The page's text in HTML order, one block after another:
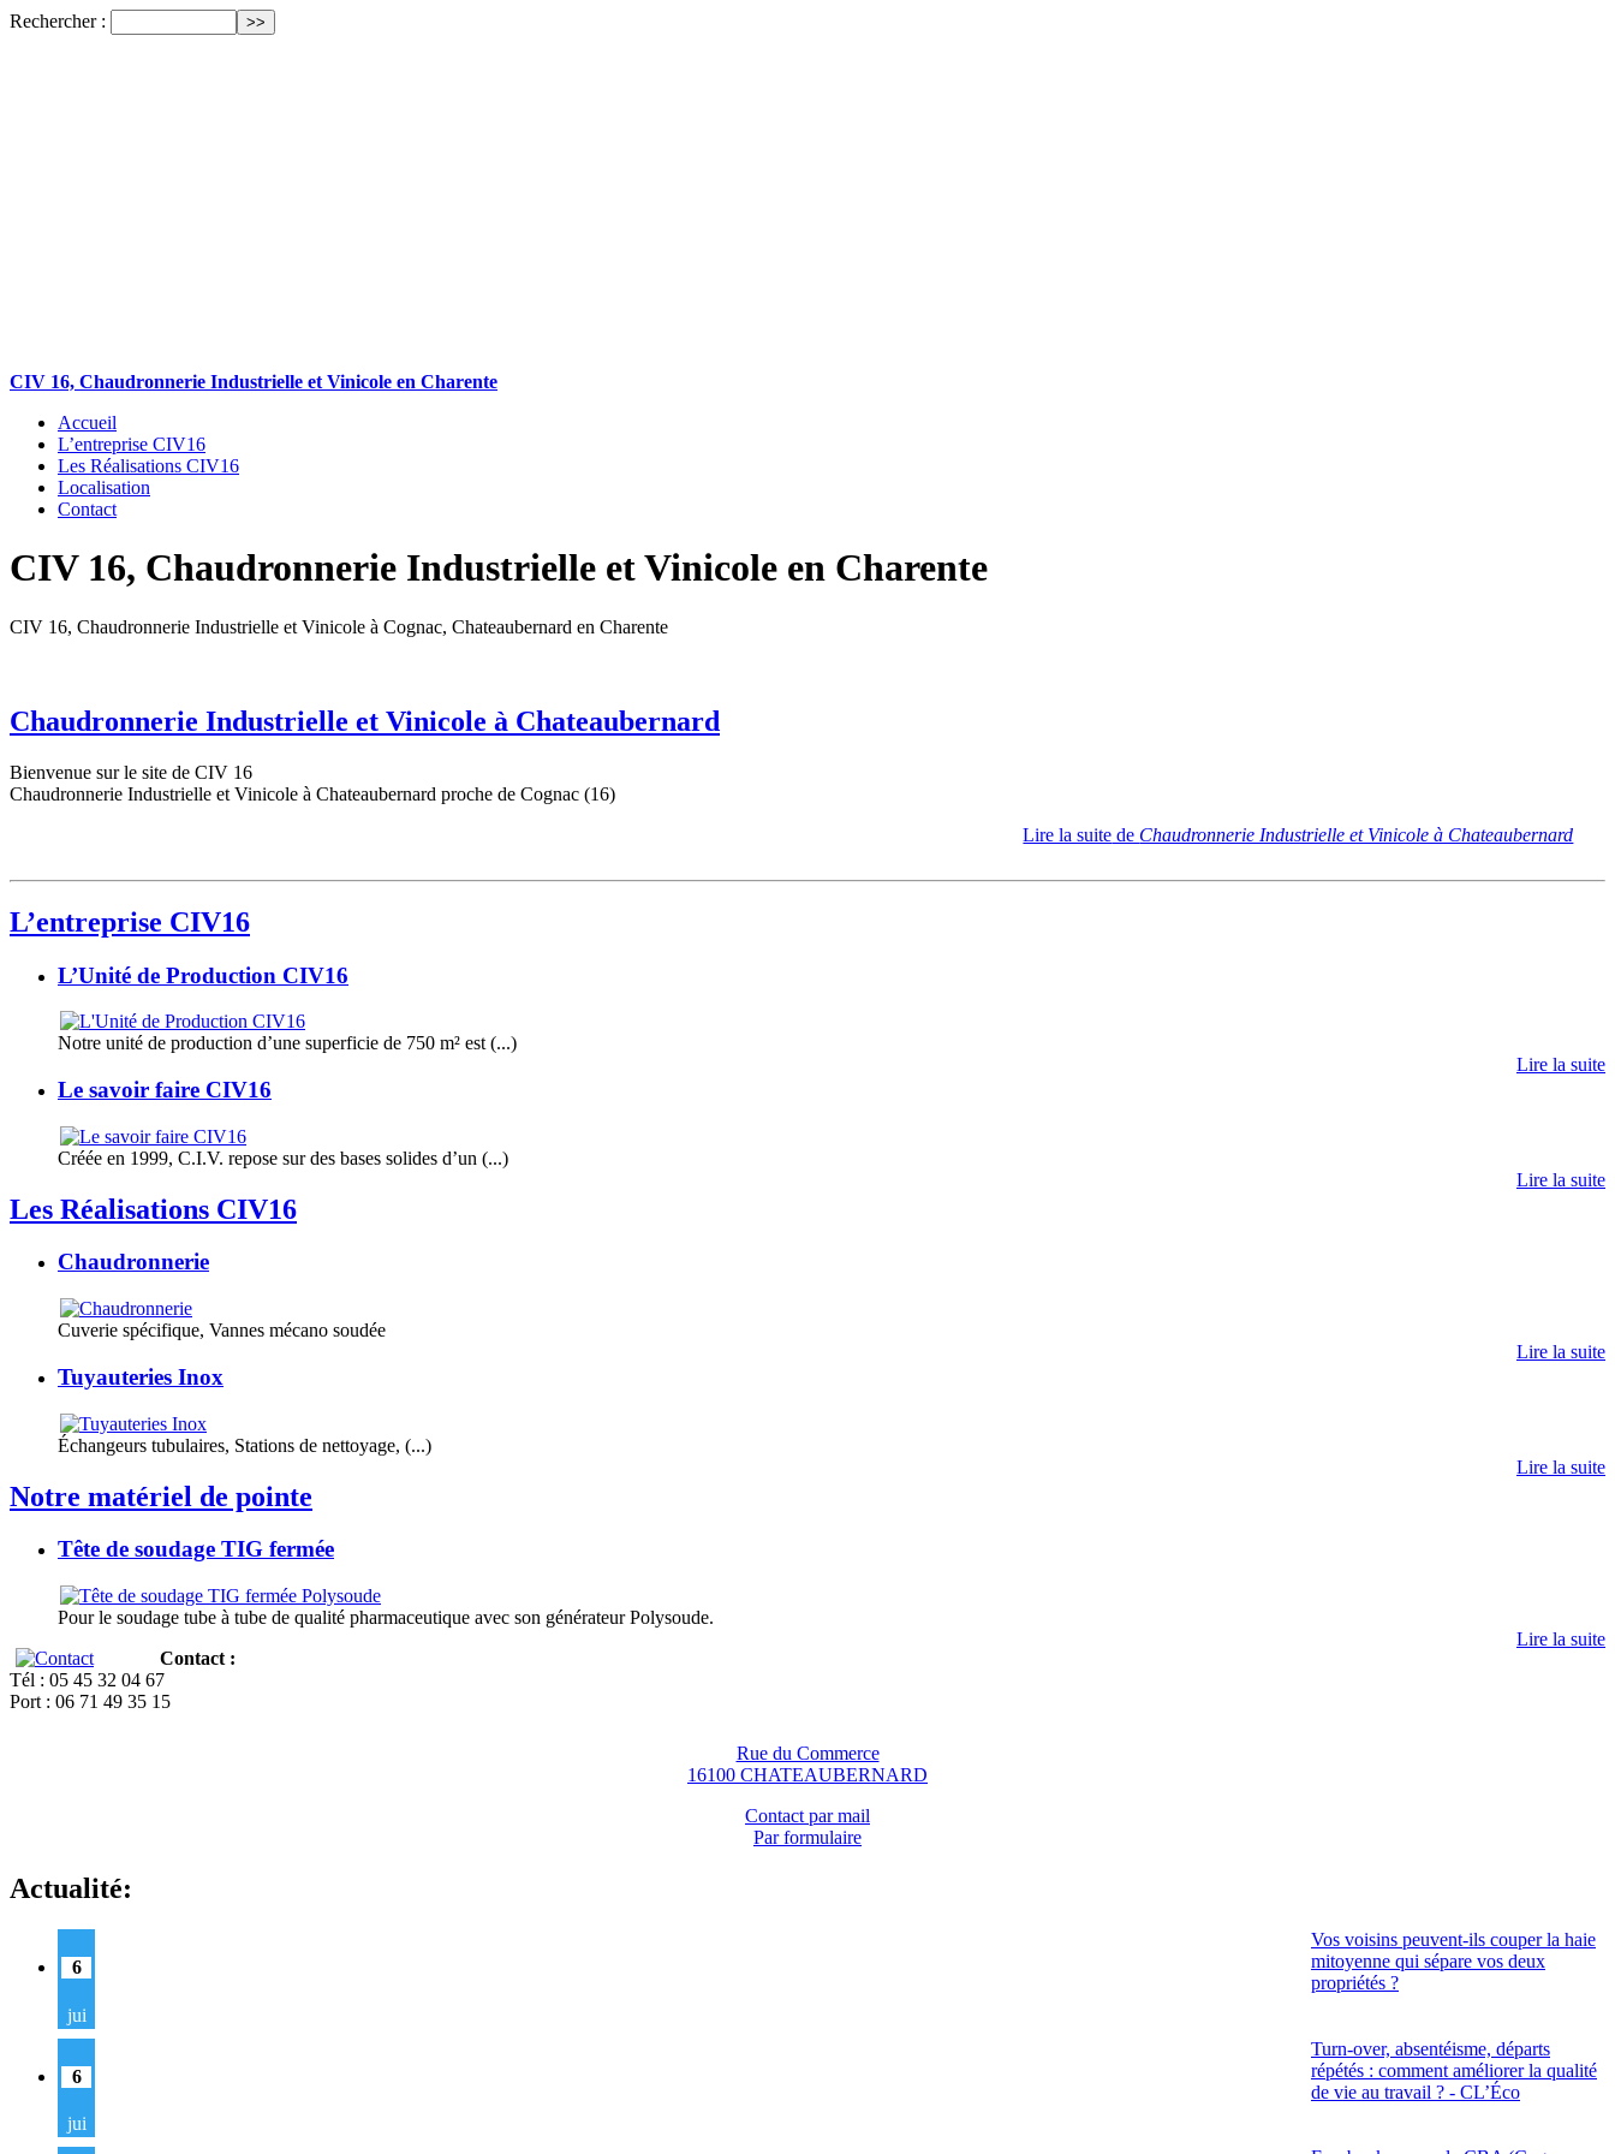
Rechercher :
CIV 16, Chaudronnerie Industrielle et Vinicole en Charente
Accueil
L’entreprise CIV16
Les Réalisations CIV16
Localisation
Contact
CIV 16, Chaudronnerie Industrielle et Vinicole en Charente
CIV 16, Chaudronnerie Industrielle et Vinicole à Cognac, Chateaubernard en Charente
Chaudronnerie Industrielle et Vinicole à Chateaubernard
Bienvenue sur le site de CIV 16
Chaudronnerie Industrielle et Vinicole à Chateaubernard proche de Cognac (16)
Lire la suite de Chaudronnerie Industrielle et Vinicole à Chateaubernard
L’entreprise CIV16
L’Unité de Production CIV16
Notre unité de production d’une superficie de 750 m² est (...)
Lire la suite
Le savoir faire CIV16
Créée en 1999, C.I.V. repose sur des bases solides d’un (...)
Lire la suite
Les Réalisations CIV16
Chaudronnerie
Cuverie spécifique, Vannes mécano soudée
Lire la suite
Tuyauteries Inox
Échangeurs tubulaires, Stations de nettoyage, (...)
Lire la suite
Notre matériel de pointe
Tête de soudage TIG fermée
Pour le soudage tube à tube de qualité pharmaceutique avec son générateur Polysoude.
Lire la suite
Contact :
Tél : 05 45 32 04 67
Port : 06 71 49 35 15
Rue du Commerce
16100 CHATEAUBERNARD
Contact par mail
Par formulaire
Actualité:
Vos voisins peuvent-ils couper la haie
mitoyenne qui sépare vos deux
propriétés ?
6
jui
Turn-over, absentéisme, départs
répétés : comment améliorer la qualité
de vie au travail ? - CL’Éco
6
jui